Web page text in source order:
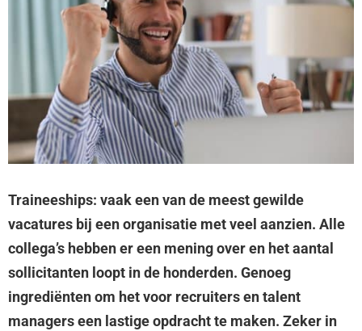
Traineeships: vaak een van de meest gewilde
vacatures bij een organisatie met veel aanzien. Alle
collega’s hebben er een mening over en het aantal
sollicitanten loopt in de honderden. Genoeg
ingrediënten om het voor recruiters en talent
managers een lastige opdracht te maken. Zeker in